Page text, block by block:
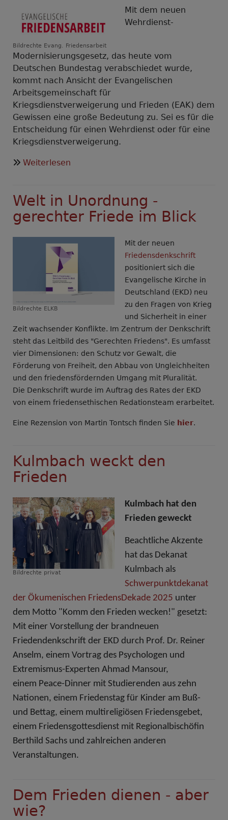
Bildrechte Evang. Friedensarbeit
Mit dem neuen
Wehrdienst-
Modernisierungsgesetz, das heute vom
Deutschen Bundestag verabschiedet wurde,
kommt nach Ansicht der Evangelischen
Arbeitsgemeinschaft für
Kriegsdienstverweigerung und Frieden (EAK) dem
Gewissen eine große Bedeutung zu. Sei es für die
Entscheidung für einen Wehrdienst oder für eine
Kriegsdienstverweigerung.
Weiterlesen
Entscheidung
oder
gegen
Wehrdienst
ist
Gewissensbildung
wichtig
Welt in Unordnung -
gerechter Friede im Blick
Bildrechte ELKB
Mit der neuen
Friedensdenkschrift
positioniert sich die
Evangelische Kirche in
Deutschland (EKD) neu
zu den Fragen von Krieg
und Sicherheit in einer
Zeit wachsender Konflikte. Im Zentrum der Denkschrift
steht das Leitbild des "Gerechten Friedens". Es umfasst
vier Dimensionen: den Schutz vor Gewalt, die
Förderung von Freiheit, den Abbau von Ungleichheiten
und den friedensfördernden Umgang mit Pluralität.
Die Denkschrift wurde im Auftrag des Rates der EKD
von einem friedensethischen Redationsteam erarbeitet.
Eine Rezension von Martin Tontsch finden Sie hier.
Kulmbach weckt den
Frieden
Bildrechte privat
Kulmbach hat den
Frieden geweckt
Beachtliche Akzente
hat das Dekanat
Kulmbach als
Schwerpunktdekanat
der Ökumenischen FriedensDekade 2025 unter
dem Motto "Komm den Frieden wecken!" gesetzt:
Mit einer Vorstellung der brandneuen
Friedendenkschrift der EKD durch Prof. Dr. Reiner
Anselm, einem Vortrag des Psychologen und
Extremismus-Experten Ahmad Mansour,
einem Peace-Dinner mit Studierenden aus zehn
Nationen, einem Friedenstag für Kinder am Buß-
und Bettag, einem multireligiösen Friedensgebet,
einem Friedensgottesdienst mit Regionalbischöfin
Berthild Sachs und zahlreichen anderen
Veranstaltungen.
Dem Frieden dienen - aber
wie?